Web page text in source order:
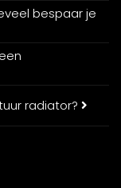
bespaar je
radiator?